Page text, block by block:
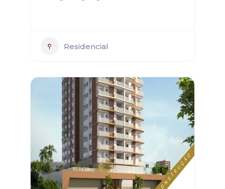
Residencial